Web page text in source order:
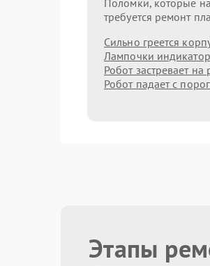
Поломки, которые
требуется ремонт
Сильно греется
Лампочки
Робот застревает
Робот падает с
Этапы